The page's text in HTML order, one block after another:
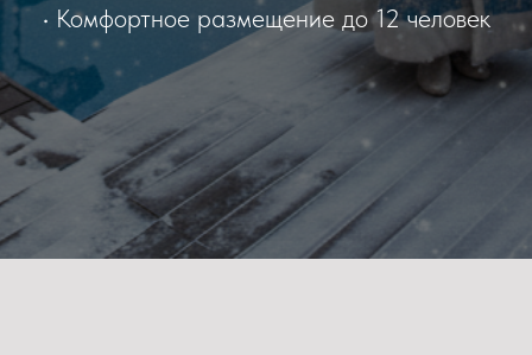
• Комфортное размещение до 12 человек